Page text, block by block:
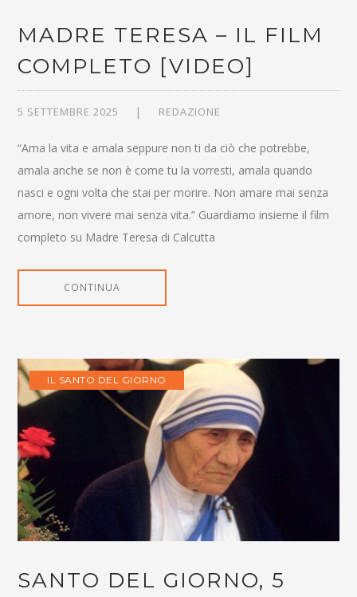
MADRE TERESA – IL FILM
COMPLETO [VIDEO]
5 SETTEMBRE 2025 REDAZIONE
“Ama la vita e amala seppure non ti da ciò che potrebbe,
amala anche se non è come tu la vorresti, amala quando
nasci e ogni volta che stai per morire. Non amare mai senza
amore, non vivere mai senza vita.” Guardiamo insieme il film
completo su Madre Teresa di Calcutta
CONTINUA
IL SANTO DEL GIORNO
SANTO DEL GIORNO, 5